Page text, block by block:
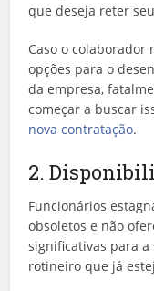
que deseja reter
Caso o colaborador
opções para o
da empresa,
começar a buscar
nova contratação.
2.
Funcionários
obsoletos e não
significativas para
rotineiro que já